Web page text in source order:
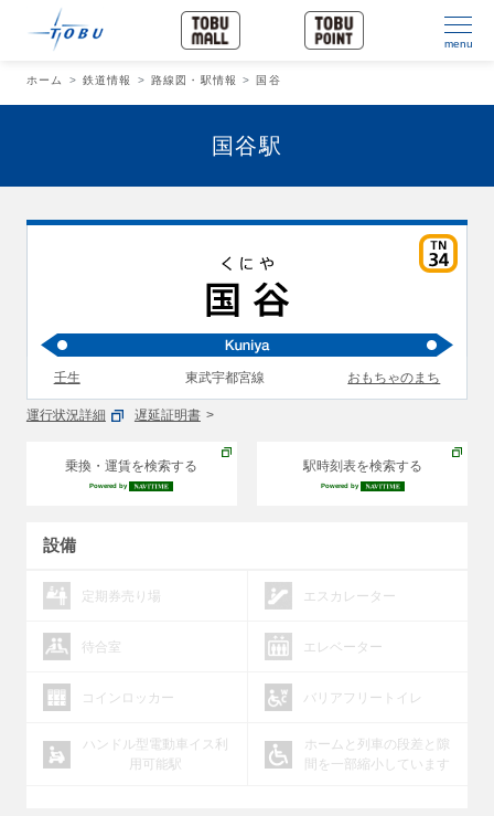
menu
ホーム 鉄道情報 路線図・駅情報 国谷
国谷駅
壬生 東武宇都宮線 おもちゃのまち
運行状況詳細 遅延証明書
乗換・運賃を検索する
Powered by
駅時刻表を検索する
Powered by
設備
定期券売り場 エスカレーター
待合室 エレベーター
コインロッカー バリアフリートイレ
ハンドル型電動車イス利
用可能駅
ホームと列車の段差と隙
間を一部縮小しています